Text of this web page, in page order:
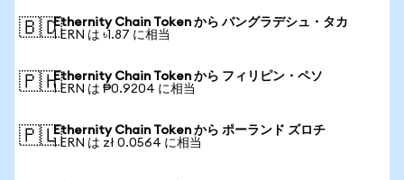
🇧🇩Ethernity Chain Token から バングラデシュ・タカ
1 ERN は ৳1.87 に相当
🇵🇭Ethernity Chain Token から フィリピン・ペソ
1 ERN は ₱0.9204 に相当
🇵🇱Ethernity Chain Token から ポーランド ズロチ
1 ERN は zł 0.0564 に相当